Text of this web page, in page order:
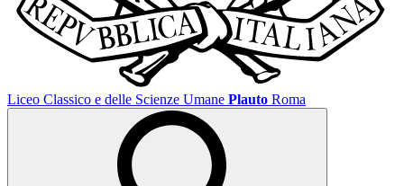
Liceo Classico e delle Scienze Umane Plauto Roma